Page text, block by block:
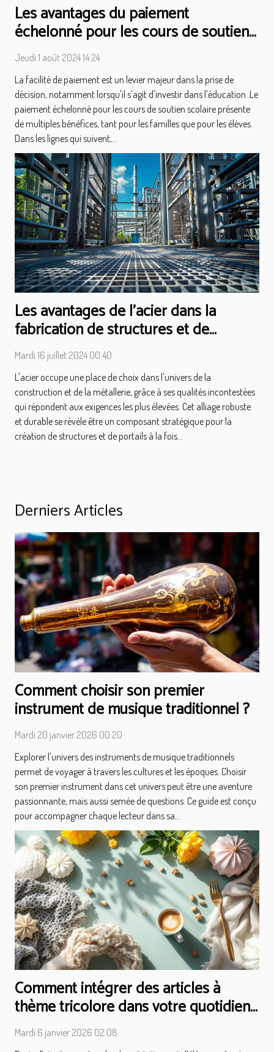
Les avantages du paiement
échelonné pour les cours de soutien
scolaire
Jeudi 1 août 2024 14:24
La facilité de paiement est un levier majeur dans la prise de
décision, notamment lorsqu'il s'agit d'investir dans l'éducation. Le
paiement échelonné pour les cours de soutien scolaire présente
de multiples bénéfices, tant pour les familles que pour les élèves.
Dans les lignes qui suivent,...
Les avantages de l'acier dans la
fabrication de structures et de
portails
Mardi 16 juillet 2024 00:40
L'acier occupe une place de choix dans l'univers de la
construction et de la métallerie, grâce à ses qualités incontestées
qui répondent aux exigences les plus élevées. Cet alliage robuste
et durable se révèle être un composant stratégique pour la
création de structures et de portails à la fois...
Derniers Articles
Comment choisir son premier
instrument de musique traditionnel ?
Mardi 20 janvier 2026 00:20
Explorer l'univers des instruments de musique traditionnels
permet de voyager à travers les cultures et les époques. Choisir
son premier instrument dans cet univers peut être une aventure
passionnante, mais aussi semée de questions. Ce guide est conçu
pour accompagner chaque lecteur dans sa...
Comment intégrer des articles à
thème tricolore dans votre quotidien
?
Mardi 6 janvier 2026 02:08